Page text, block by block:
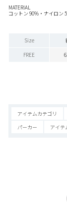
MATERIAL
コットン 90%・ナイロン
Size
FREE
アイテムカテゴリ
パーカー
アイテ